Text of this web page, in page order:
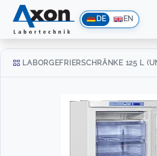
DE EN
LABORGEFRIERSCHRÄNKE 125 L